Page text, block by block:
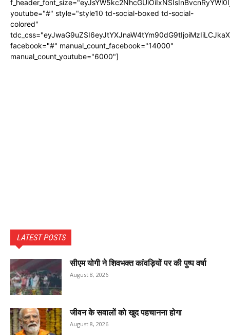
youtube="#" style="style10 td-social-boxed td-social-
colored"
facebook="#" manual_count_facebook="14000"
manual_count_youtube="6000"]
LATEST POSTS
सीएम योगी ने शिवभक्त कांवड़ियों पर की पुष्प वर्षा
August 8, 2026
जीवन के सवालों को खुद पहचानना होगा
August 8, 2026